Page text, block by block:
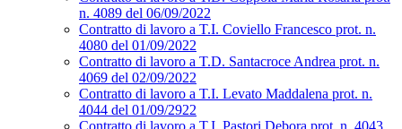
n. 4089 del 06/09/2022
Contratto di lavoro a T.I. Coviello Francesco prot. n.
4080 del 01/09/2022
Contratto di lavoro a T.D. Santacroce Andrea prot. n.
4069 del 02/09/2022
Contratto di lavoro a T.I. Levato Maddalena prot. n.
4044 del 01/09/2922